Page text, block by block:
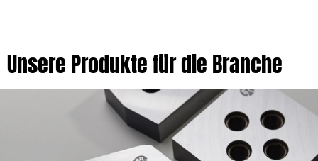
Unsere Produkte für die Branche